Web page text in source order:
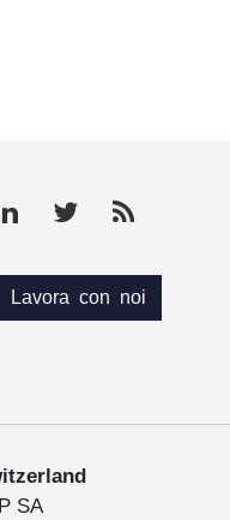
Lavora con noi
SA